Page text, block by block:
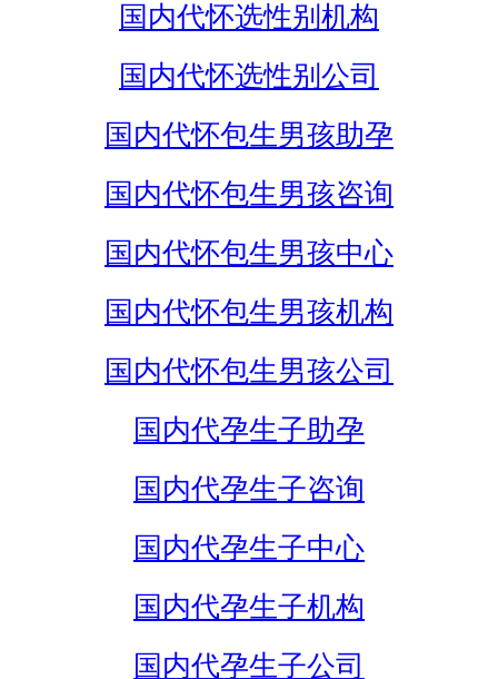
国内代怀选性别机构
国内代怀选性别公司
国内代怀包生男孩助孕
国内代怀包生男孩咨询
国内代怀包生男孩中心
国内代怀包生男孩机构
国内代怀包生男孩公司
国内代孕生子助孕
国内代孕生子咨询
国内代孕生子中心
国内代孕生子机构
国内代孕生子公司